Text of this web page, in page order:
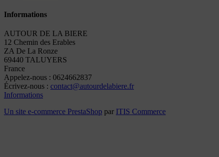
Informations
AUTOUR DE LA BIERE
12 Chemin des Erables
ZA De La Ronze
69440 TALUYERS
France
Appelez-nous : 0624662837
Écrivez-nous : contact@autourdelabiere.fr
Informations
Un site e-commerce PrestaShop par ITIS Commerce